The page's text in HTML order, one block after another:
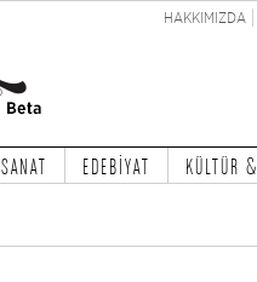
HAKKIMIZDA
SANAT EDEBİYAT KÜLTÜR